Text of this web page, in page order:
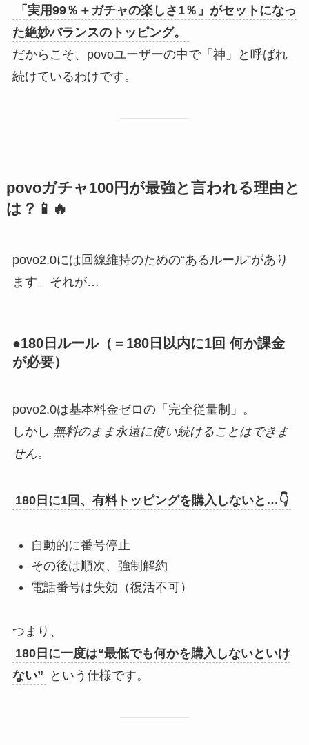
「実用99％＋ガチャの楽しさ1％」がセットになっ
た絶妙バランスのトッピング。
だからこそ、povoユーザーの中で「神」と呼ばれ
続けているわけです。
povoガチャ100円が最強と言われる理由と
は？📱🔥
povo2.0には回線維持のための“あるルール”があり
ます。それが…
●180日ルール（＝180日以内に1回 何か課金
が必要）
povo2.0は基本料金ゼロの「完全従量制」。
しかし 無料のまま永遠に使い続けることはできま
せん。
180日に1回、有料トッピングを購入しないと…👇
自動的に番号停止
その後は順次、強制解約
電話番号は失効（復活不可）
つまり、
180日に一度は“最低でも何かを購入しないといけ
ない”
という仕様です。